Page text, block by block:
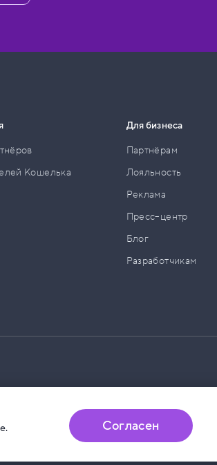
Кошелька
Для бизнеса
Партнёрам
Лояльность
Реклама
Пресс–центр
Блог
Разработчикам
Согласен